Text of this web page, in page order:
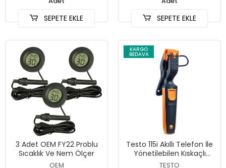
SEPETE EKLE SEPETE EKLE
3 Adet OEM FY22 Problu
Sıcaklık Ve Nem Ölçer
OEM
KARGO
BEDAVA
Testo 115i Akıllı Telefon İle
Yönetilebilen Kıskaçlı
Termometre
TESTO